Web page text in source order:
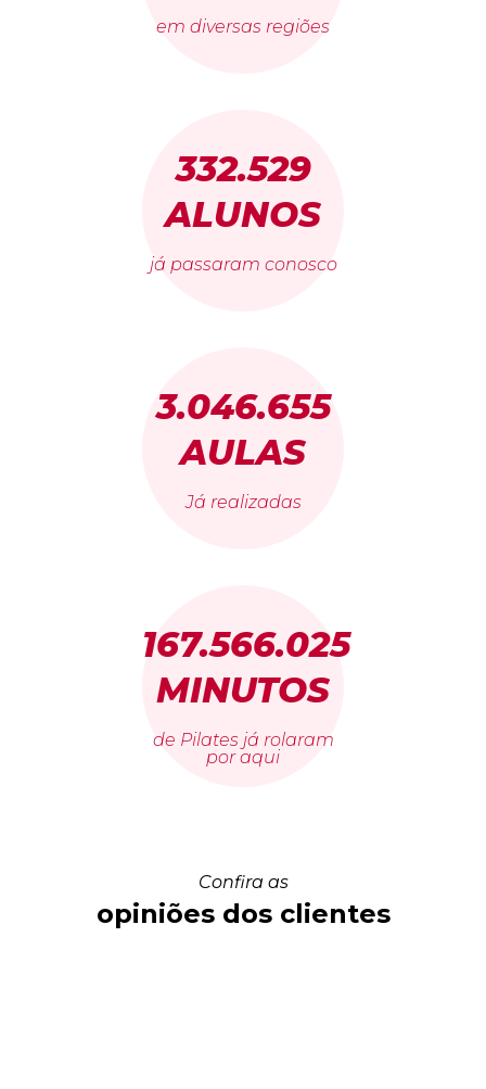
em diversas regiões
332.529
ALUNOS
já passaram conosco
3.046.655
AULAS
Já realizadas
167.566.025
MINUTOS
de Pilates já rolaram
por aqui
Confira as
opiniões dos clientes